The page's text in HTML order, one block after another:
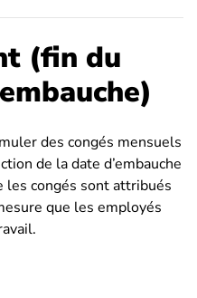
(fin du
des congés mensuels
de la date d’embauche
les congés sont attribués
que les employés